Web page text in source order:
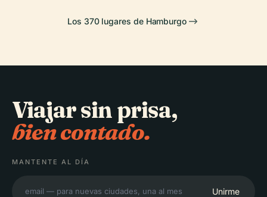
Los 370 lugares de Hamburgo
Viajar sin prisa,
bien contado.
MANTENTE AL DÍA
Unirme